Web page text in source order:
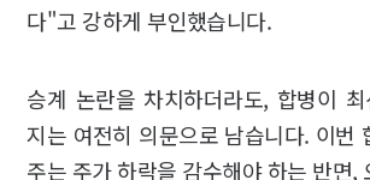
다"고 강하게 부인했습니다.
승계 논란을 차치하더라도, 합병이
지는 여전히 의문으로 남습니다. 이번
주는 주가 하락을 감수해야 하는 반면,